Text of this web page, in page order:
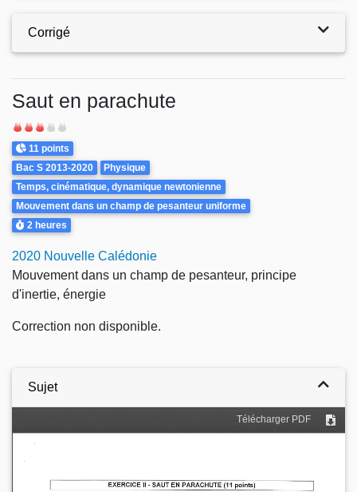
Corrigé
Saut en parachute
Difficulté
Points
11 points
Theme
Bac S 2013-2020
Physique
Temps, cinématique, dynamique newtonienne
Mouvement dans un champ de pesanteur uniforme
Durée
2 heures
2020 Nouvelle Calédonie
Mouvement dans un champ de pesanteur, principe
d'inertie, énergie
Correction non disponible.
Sujet